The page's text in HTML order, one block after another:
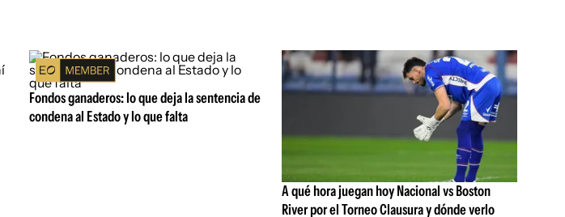
Fondos ganaderos: lo que deja la sentencia de
condena al Estado y lo que falta
A qué hora juegan hoy Nacional vs Boston
River por el Torneo Clausura y dónde verlo